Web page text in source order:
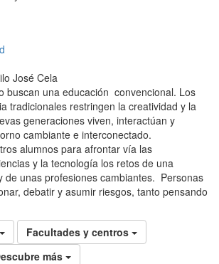
buscan una educación convencional. Los
tradicionales restringen la creatividad y la
generaciones viven, interactúan y
cambiante e interconectado.
alumnos para afrontar vía las
y la tecnología los retos de una
de unas profesiones cambiantes. Personas
debatir y asumir riesgos, tanto pensando
Facultades y centros
más